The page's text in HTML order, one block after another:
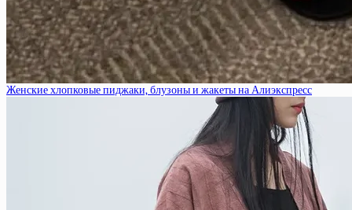
Женские хлопковые пиджаки, блузоны и жакеты на Алиэкспресс